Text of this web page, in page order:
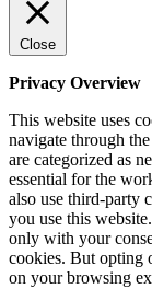
Close
Privacy Overview
This website uses
navigate through
are categorized as
essential for the
also use third-party
you use this
only with your
cookies. But opting
on your browsing